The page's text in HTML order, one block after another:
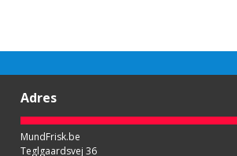
Adres
MundFrisk.be
Teglgaardsvej 36